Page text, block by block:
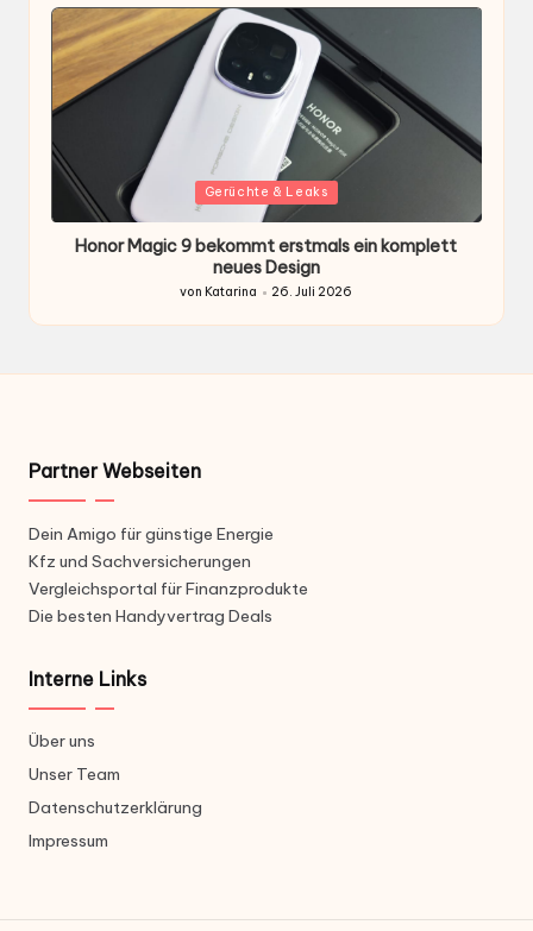
Gepostet
Gerüchte & Leaks
Honor Magic 9 bekommt erstmals ein komplett
neues Design
von
von Katarina 26. Juli 2026
Partner Webseiten
Dein Amigo für günstige Energie
Kfz und Sachversicherungen
Vergleichsportal für Finanzprodukte
Die besten Handyvertrag Deals
Interne Links
Über uns
Unser Team
Datenschutzerklärung
Impressum